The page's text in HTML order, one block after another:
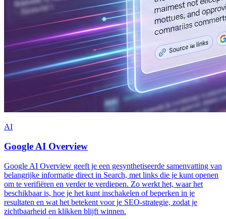
AI
Google AI Overview
Google AI Overview geeft je een gesynthetiseerde samenvatting van
belangrijke informatie direct in Search, met links die je kunt openen
om te verifiëren en verder te verdiepen. Zo werkt het, waar het
beschikbaar is, hoe je het kunt inschakelen of beperken in je
resultaten en wat het betekent voor je SEO-strategie, zodat je
zichtbaarheid en klikken blijft winnen.